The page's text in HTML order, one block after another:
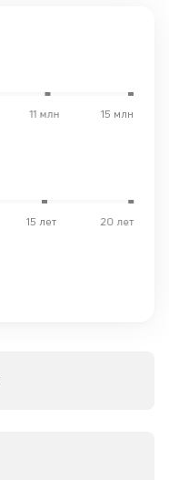
15 млн
11 млн
20 лет
15 лет